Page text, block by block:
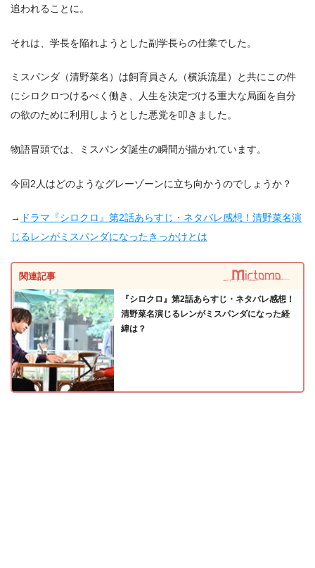
追われることに。
それは、学長を陥れようとした副学長らの仕業でした。
ミスパンダ（清野菜名）は飼育員さん（横浜流星）と共にこの件
にシロクロつけるべく働き、人生を決定づける重大な局面を自分
の欲のために利用しようとした悪党を叩きました。
物語冒頭では、ミスパンダ誕生の瞬間が描かれています。
今回2人はどのようなグレーゾーンに立ち向かうのでしょうか？
→ ドラマ『シロクロ』第2話あらすじ・ネタバレ感想！清野菜名演
じるレンがミスパンダになったきっかけとは
関連記事
『シロクロ』第2話あらすじ・ネタバレ感想！
清野菜名演じるレンがミスパンダになった経
緯は？